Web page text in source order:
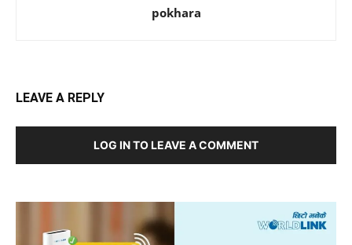
pokhara
LEAVE A REPLY
LOG IN TO LEAVE A COMMENT